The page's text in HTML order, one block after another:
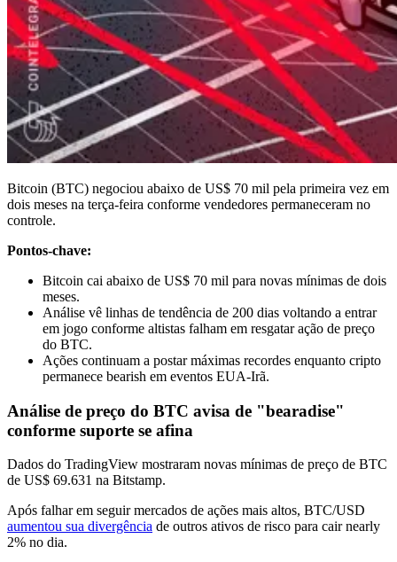
Bitcoin (BTC) negociou abaixo de US$ 70 mil pela primeira vez em
dois meses na terça-feira conforme vendedores permaneceram no
controle.
Pontos-chave:
Bitcoin cai abaixo de US$ 70 mil para novas mínimas de dois
meses.
Análise vê linhas de tendência de 200 dias voltando a entrar
em jogo conforme altistas falham em resgatar ação de preço
do BTC.
Ações continuam a postar máximas recordes enquanto cripto
permanece bearish em eventos EUA-Irã.
Análise de preço do BTC avisa de "bearadise"
conforme suporte se afina
Dados do TradingView mostraram novas mínimas de preço de BTC
de US$ 69.631 na Bitstamp.
Após falhar em seguir mercados de ações mais altos, BTC/USD
aumentou sua divergência de outros ativos de risco para cair nearly
2% no dia.